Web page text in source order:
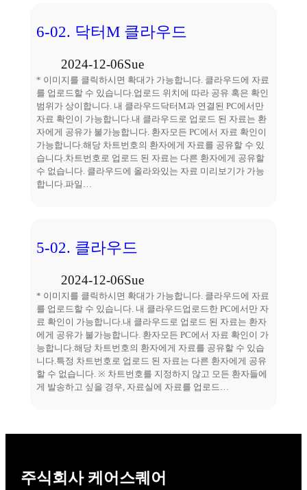
6-02. 닥터M 클라우드
2024-12-06Sue
* 이미지를 클릭하시면 확대가 가능합니다. 클라우드에 자료
를 업로드할 수 있습니다.업로드 위치에 따라 공유 혹은 확인
범위가 상이합니다. 내 클라우드닥터M과 연결된 PC에서만
자료 확인이 가능합니다.내 클라우드로 업로드 된 자료는 환
자에게 공유가 불가능합니다. 환자모든 PC에서 자료 확인이
가능합니다.해당 차트번호의 환자에게 자료를 공유할 수 있
습니다.차트번호로 업로드 된 자료는 다른 환자에게 공유할
수 없습니다. 클라우드에 올라와있는 자료 미리보기가 가능
합니다.파일…
5-02. 클라우드
2024-12-06Sue
* 이미지를 클릭하시면 확대가 가능합니다. 클라우드에 자료
를 업로드할 수 있습니다. 내 클라우드업로드한 PC에서만 자
료 확인이 가능합니다.내 클라우드로 업로드 된 자료는 환자
에게 공유가 불가능합니다. 환자모든 PC에서 자료 확인이 가
능합니다.해당 차트번호의 환자에게 자료를 공유할 수 있습
니다.특정 차트번호로 업로드 된 자료는 다른 환자에게 공유
할 수 없습니다. ※ 차트번호를 지정하지 않고 모든 환자들에
게 발송하고 싶을 경우, 자료실에 자료를 업로드…
주식회사 케어스퀘어